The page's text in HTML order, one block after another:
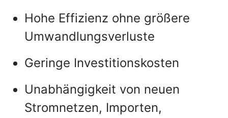
Hohe Effizienz ohne größere
Umwandlungsverluste
Geringe Investitionskosten
Unabhängigkeit von neuen
Stromnetzen, Importen,